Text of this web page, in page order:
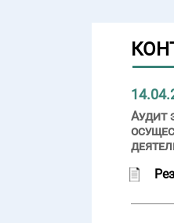
Аудит